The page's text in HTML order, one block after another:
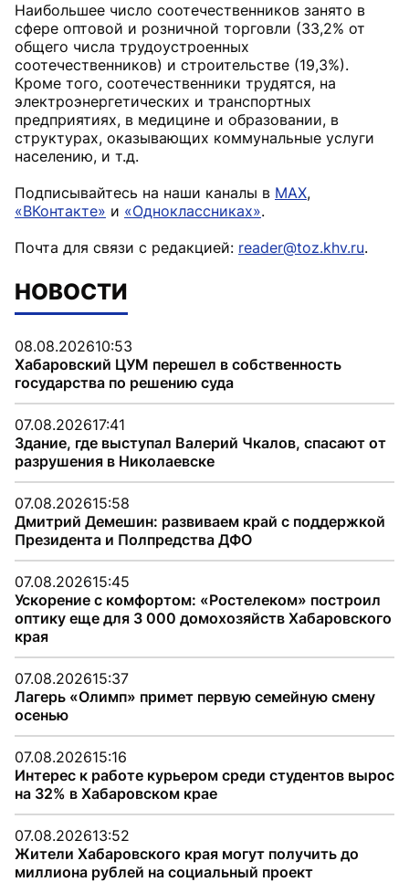
Наибольшее число соотечественников занято в
сфере оптовой и розничной торговли (33,2% от
общего числа трудоустроенных
соотечественников) и строительстве (19,3%).
Кроме того, соотечественники трудятся, на
электроэнергетических и транспортных
предприятиях, в медицине и образовании, в
структурах, оказывающих коммунальные услуги
населению, и т.д.
Подписывайтесь на наши каналы в MAX,
«ВКонтакте» и «Одноклассниках».
Почта для связи с редакцией: reader@toz.khv.ru.
НОВОСТИ
08.08.202610:53
Хабаровский ЦУМ перешел в собственность
государства по решению суда
07.08.202617:41
Здание, где выступал Валерий Чкалов, спасают от
разрушения в Николаевске
07.08.202615:58
Дмитрий Демешин: развиваем край с поддержкой
Президента и Полпредства ДФО
07.08.202615:45
Ускорение с комфортом: «Ростелеком» построил
оптику еще для 3 000 домохозяйств Хабаровского
края
07.08.202615:37
Лагерь «Олимп» примет первую семейную смену
осенью
07.08.202615:16
Интерес к работе курьером среди студентов вырос
на 32% в Хабаровском крае
07.08.202613:52
Жители Хабаровского края могут получить до
миллиона рублей на социальный проект